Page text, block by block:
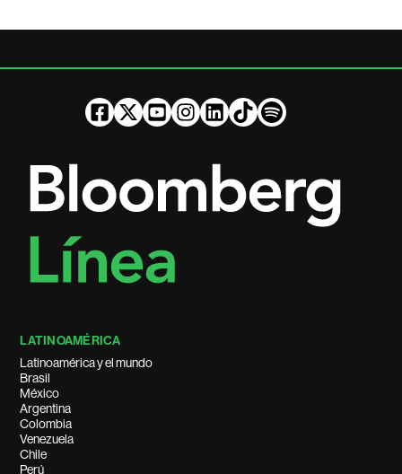
LATINOAMÉRICA
Latinoamérica y el mundo
Brasil
México
Argentina
Colombia
Venezuela
Chile
Perú